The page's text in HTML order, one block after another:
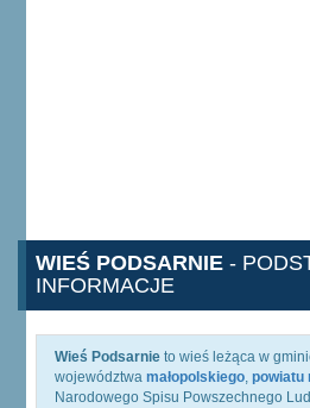
WIEŚ PODSARNIE -
INFORMACJE
Wieś Podsarnie to wieś leżąca w
województwa małopolskiego, powiatu
Narodowego Spisu Powszechnego